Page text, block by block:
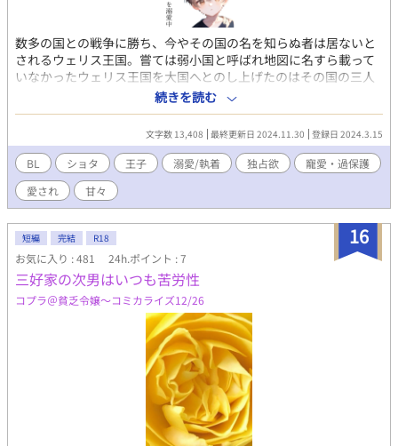
数多の国との戦争に勝ち、今やその国の名を知らぬ者は居ないと
されるウェリス王国。嘗ては弱小国と呼ばれ地図に名すら載って
いなかったウェリス王国を大国へとのし上げたのはその国の三人
の王子達。彼等はある戦争にて相手国の宝物庫に置かれた宝箱の
中から幼い少年リアンを発見する。 物腰柔らかな第一王子、冷静
沈着な第二王子、勇猛果敢な第三王子…三兄弟の王子達は今日も
今日とて可愛いリアン(宝)を溺愛中。 ※表紙はAIで描いたもので
す。キャラはだいたいこんな感じ、といった感じです
続きを読む
文字数 13,408 最終更新日 2024.11.30 登録日 2024.3.15
BL ショタ 王子 溺愛/執着 独占欲
寵愛・過保護
愛され
甘々
16
短編 完結 R18
お気に入り : 481 24h.ポイント : 7
三好家の次男はいつも苦労性
コプラ＠貧乏令嬢〜コミカライズ12/26